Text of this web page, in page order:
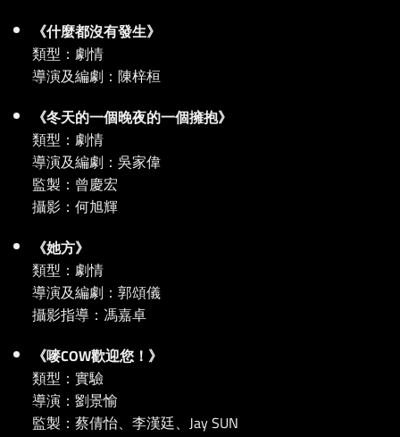
《什麼都沒有發生》
類型：劇情
導演及編劇：陳梓桓
《冬天的一個晚夜的一個擁抱》
類型：劇情
導演及編劇：吳家偉
監製：曾慶宏
攝影：何旭輝
《她方》
類型：劇情
導演及編劇：郭頌儀
攝影指導：馮嘉卓
《嘜COW歡迎您！》
類型：實驗
導演：劉景愉
監製：蔡倩怡、 李漢廷、 Jay SUN